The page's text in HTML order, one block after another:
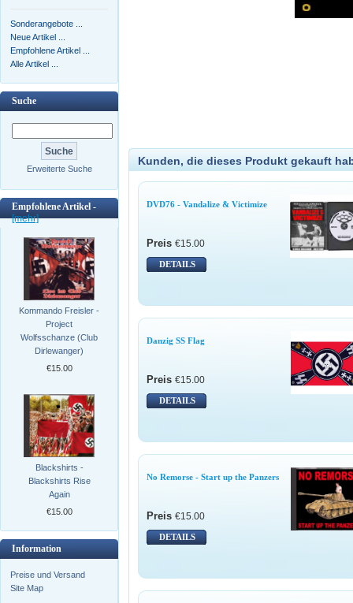
Sonderangebote ...
Neue Artikel ...
Empfohlene Artikel ...
Alle Artikel ...
Suche
Erweiterte Suche
Empfohlene Artikel -
[mehr]
Kommando Freisler -
Project
Wolfsschanze (Club
Dirlewanger)
€15.00
Blackshirts -
Blackshirts Rise
Again
€15.00
Information
Preise und Versand
Site Map
Kunden, die dieses Produkt gekauft
DVD76 - Vandalize & Victimize
Preis €15.00
DETAILS
Danzig SS Flag
Preis €15.00
DETAILS
No Remorse - Start up the Panzers
Preis €15.00
DETAILS